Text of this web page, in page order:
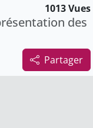
1013 Vues
des
Partager